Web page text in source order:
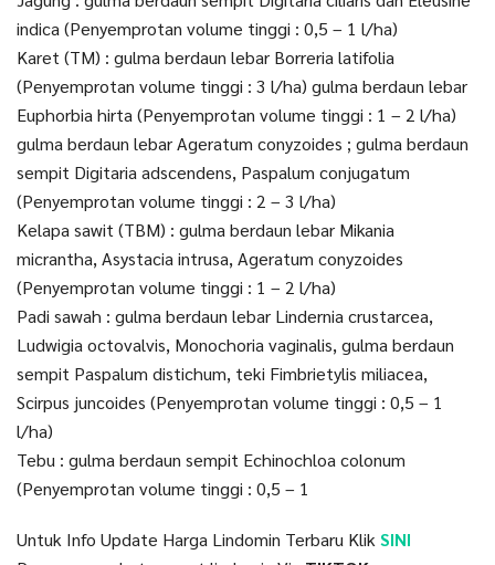
indica (Penyemprotan volume tinggi : 0,5 – 1 l/ha)
Karet (TM) : gulma berdaun lebar Borreria latifolia
(Penyemprotan volume tinggi : 3 l/ha) gulma berdaun lebar
Euphorbia hirta (Penyemprotan volume tinggi : 1 – 2 l/ha)
gulma berdaun lebar Ageratum conyzoides ; gulma berdaun
sempit Digitaria adscendens, Paspalum conjugatum
(Penyemprotan volume tinggi : 2 – 3 l/ha)
Kelapa sawit (TBM) : gulma berdaun lebar Mikania
micrantha, Asystacia intrusa, Ageratum conyzoides
(Penyemprotan volume tinggi : 1 – 2 l/ha)
Padi sawah : gulma berdaun lebar Lindernia crustarcea,
Ludwigia octovalvis, Monochoria vaginalis, gulma berdaun
sempit Paspalum distichum, teki Fimbrietylis miliacea,
Scirpus juncoides (Penyemprotan volume tinggi : 0,5 – 1
l/ha)
Tebu : gulma berdaun sempit Echinochloa colonum
(Penyemprotan volume tinggi : 0,5 – 1
Untuk Info Update Harga Lindomin Terbaru Klik SINI